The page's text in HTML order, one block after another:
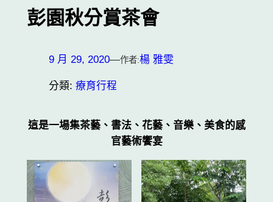
彭園秋分賞茶會
9 月 29, 2020—作者:楊 雅雯
分類: 療育行程
這是一場集茶藝、書法、花藝、音樂、美食的感
官藝術饗宴